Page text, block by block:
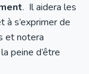
. Il aidera les
à s’exprimer de
et notera
peine d’être